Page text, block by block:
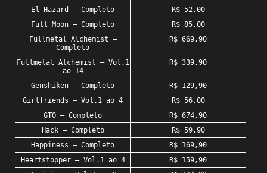
El-Hazard – Completo
R$ 52,00
Full Moon – Completo
R$ 85,00
Fullmetal Alchemist –
Completo
R$ 669,90
Fullmetal Alchemist – Vol.1
ao 14
R$ 339,90
Genshiken – Completo
R$ 129,90
Girlfriends – Vol.1 ao 4
R$ 56,00
GTO – Completo
R$ 674,90
Hack – Completo
R$ 59,90
Happiness – Completo
R$ 169,90
Heartstopper – Vol.1 ao 4
R$ 159,90